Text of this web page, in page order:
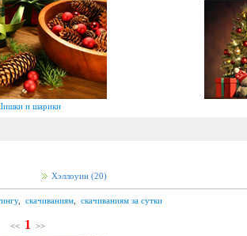
и шарики
Хэллоуин (20)
, скачиваниям скачиваниям за сутки
<< 1 >>